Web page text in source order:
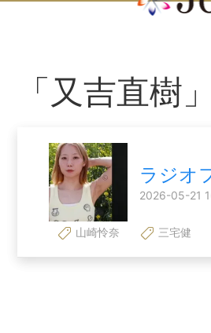
「又吉直樹
ラジオ
2026-05-21
山崎怜奈 三宅健